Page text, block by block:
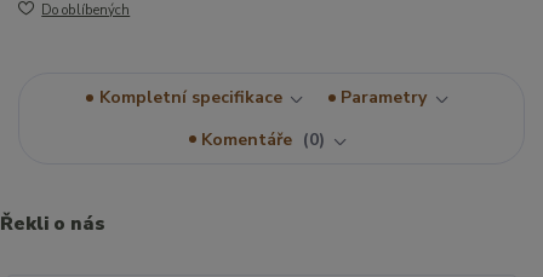
Do oblíbených
Kompletní specifikace
Parametry
Komentáře
0
Řekli o nás